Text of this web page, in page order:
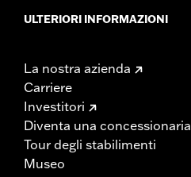
ULTERIORI INFORMAZIONI
La nostra azienda
Carriere
Investitori
Diventa una concessionaria
Tour degli stabilimenti
Museo